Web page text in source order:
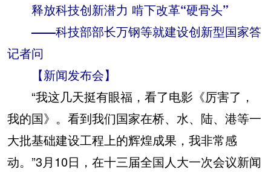
释放科技创新潜力 啃下改革“硬骨头”
——科技部部长万钢等就建设创新型国家答
记者问
【新闻发布会】
“我这几天挺有眼福，看了电影《厉害了，
我的国》。看到我们国家在桥、水、陆、港等一
大批基础建设工程上的辉煌成果，我非常感
动。”3月10日，在十三届全国人大一次会议新闻